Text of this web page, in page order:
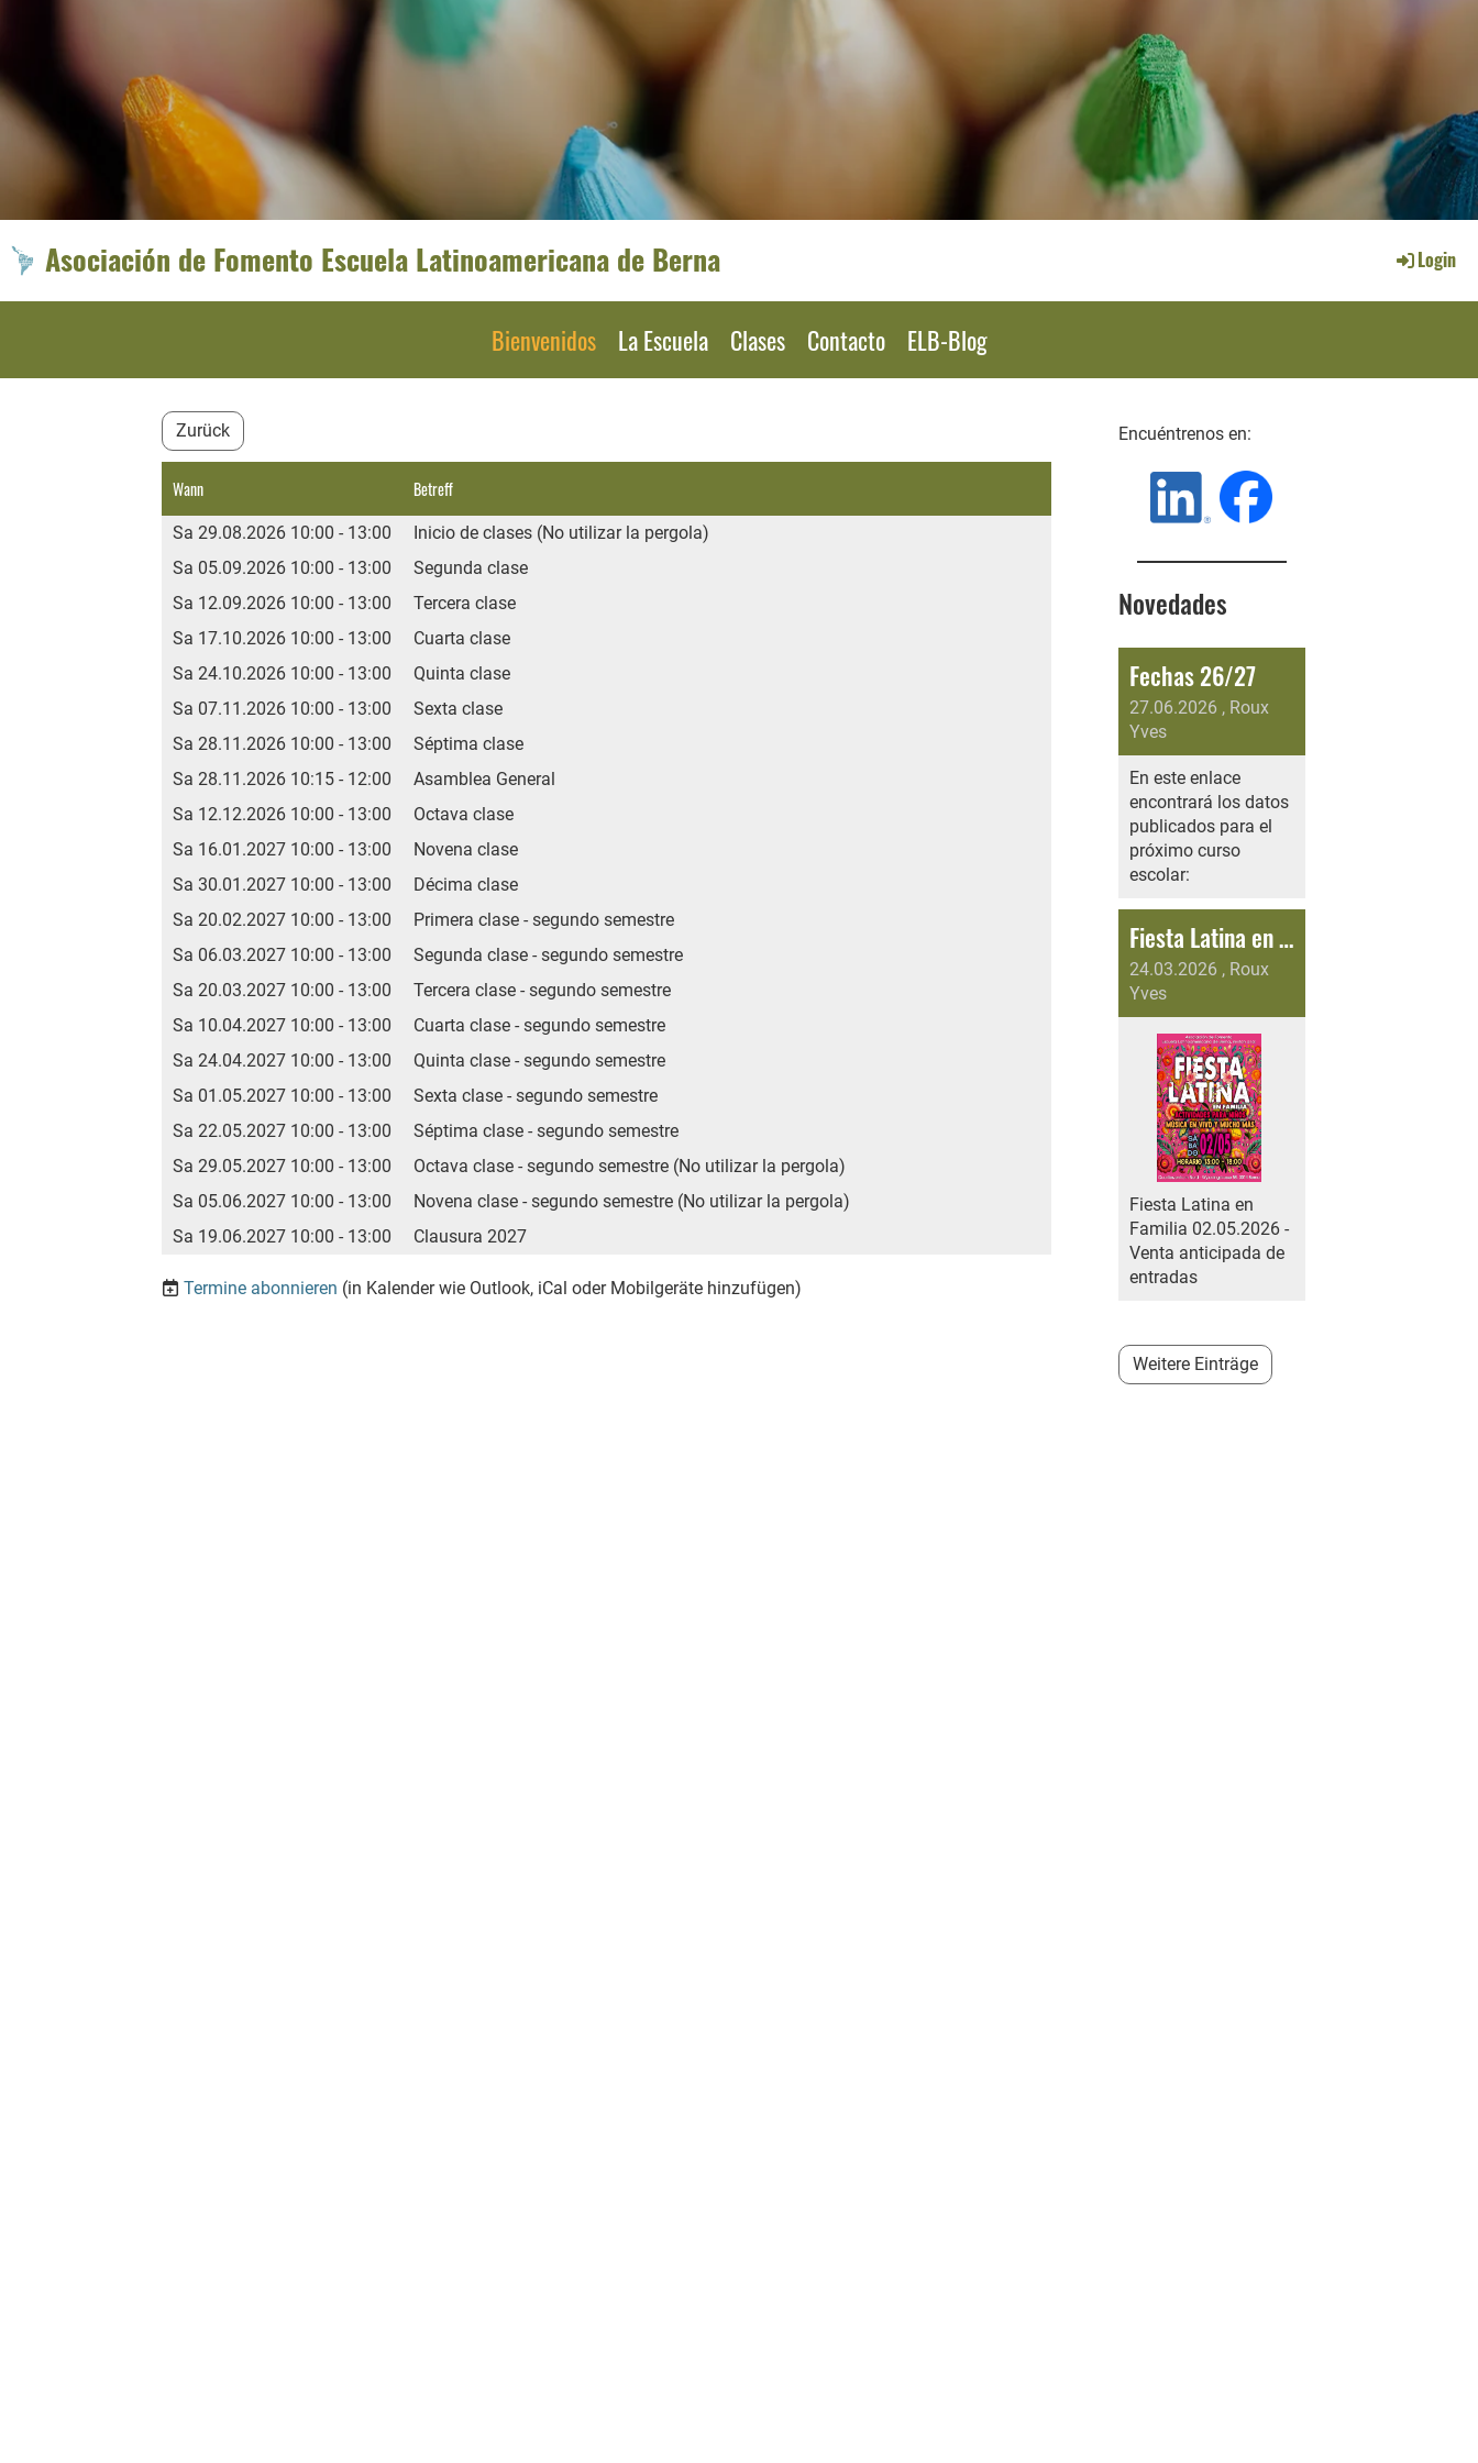
Asociación de Fomento Escuela Latinoamericana de Berna Login
Bienvenidos La Escuela Clases Contacto ELB-Blog
Zurück
Wann Betreff
Sa 29.08.2026 10:00 - 13:00
Inicio de clases (No utilizar la pergola)
Sa 05.09.2026 10:00 - 13:00
Segunda clase
Sa 12.09.2026 10:00 - 13:00
Tercera clase
Sa 17.10.2026 10:00 - 13:00
Cuarta clase
Sa 24.10.2026 10:00 - 13:00
Quinta clase
Sa 07.11.2026 10:00 - 13:00
Sexta clase
Sa 28.11.2026 10:00 - 13:00
Séptima clase
Sa 28.11.2026 10:15 - 12:00
Asamblea General
Sa 12.12.2026 10:00 - 13:00
Octava clase
Sa 16.01.2027 10:00 - 13:00
Novena clase
Sa 30.01.2027 10:00 - 13:00
Décima clase
Sa 20.02.2027 10:00 - 13:00
Primera clase - segundo semestre
Sa 06.03.2027 10:00 - 13:00
Segunda clase - segundo semestre
Sa 20.03.2027 10:00 - 13:00
Tercera clase - segundo semestre
Sa 10.04.2027 10:00 - 13:00
Cuarta clase - segundo semestre
Sa 24.04.2027 10:00 - 13:00
Quinta clase - segundo semestre
Sa 01.05.2027 10:00 - 13:00
Sexta clase - segundo semestre
Sa 22.05.2027 10:00 - 13:00
Séptima clase - segundo semestre
Sa 29.05.2027 10:00 - 13:00
Octava clase - segundo semestre (No utilizar la pergola)
Sa 05.06.2027 10:00 - 13:00
Novena clase - segundo semestre (No utilizar la pergola)
Sa 19.06.2027 10:00 - 13:00
Clausura 2027
Termine abonnieren (in Kalender wie Outlook, iCal oder Mobilgeräte hinzufügen)
Encuéntrenos en:
Novedades
Fechas 26/27
27.06.2026 , Roux
Yves
En este enlace
encontrará los datos
publicados para el
próximo curso
escolar:
Fiesta Latina en Familia 02.05.2026
24.03.2026 , Roux
Yves
Fiesta Latina en
Familia 02.05.2026 -
Venta anticipada de
entradas
Weitere Einträge